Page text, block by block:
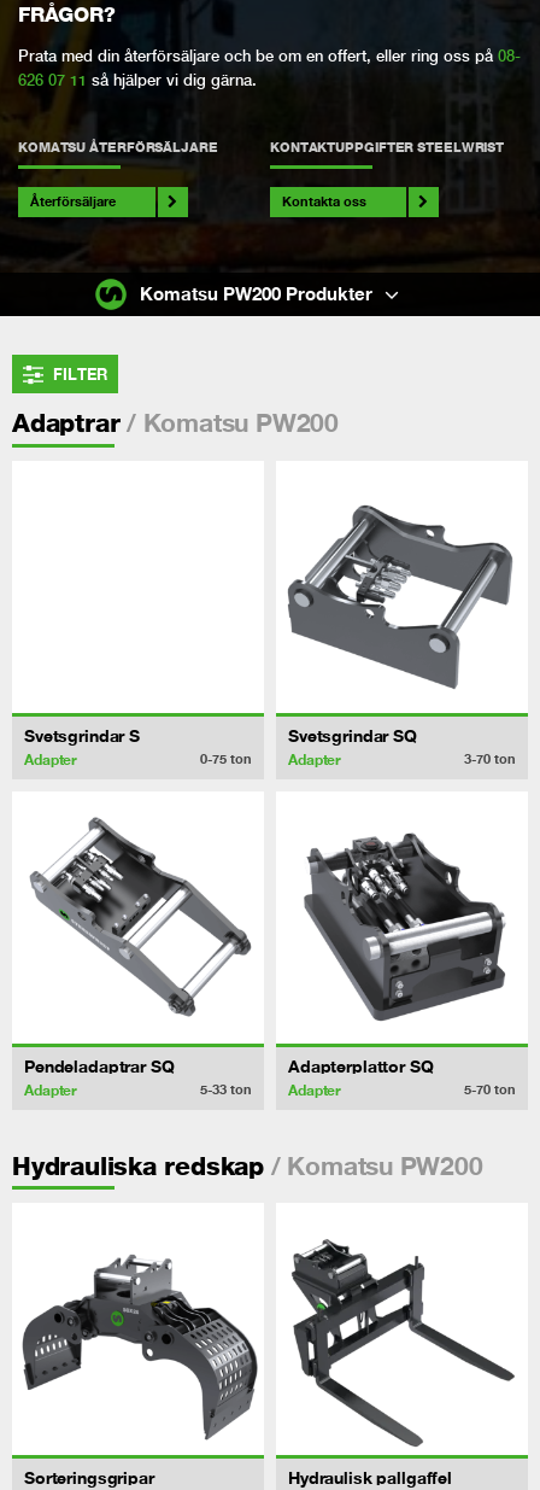
FRÅGOR?
Prata med din återförsäljare och be om en offert, eller ring oss på 08-
626 07 11 så hjälper vi dig gärna.
KOMATSU ÅTERFÖRSÄLJARE
Återförsäljare
KONTAKTUPPGIFTER STEELWRIST
Kontakta oss
FILTER
Adaptrar/ Komatsu PW200
Svetsgrindar S
Adapter 0-75 ton
Svetsgrindar SQ
Adapter 3-70 ton
Pendeladaptrar SQ
Adapter 5-33 ton
Adapterplattor SQ
Adapter 5-70 ton
Hydrauliska redskap/ Komatsu PW200
Sorteringsgripar Hydraulisk pallgaffel
Komatsu PW200 Produkter